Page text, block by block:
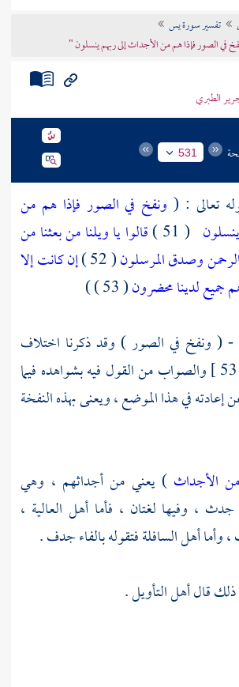
تفسير سورة يس
في الصور فإذا هم من الأجداث إلى ربهم ينسلون "
الطبري
531
تعالى : ( ونفخ في الصور فإذا هم من
( 51 )
قالوا يا ويلنا من بعثنا من
وصدق المرسلون( 52 )
إن كانت إلا
جميع لدينا محضرون( 53 ) )
- ( ونفخ في الصور ) وقد ذكرنا اختلاف
والصواب من القول فيه بشواهده فيما
في هذا الموضع ، ويعنى بهذه النفخة
الأجداث) يعني من أجداثهم ، وهي
، وفيها لغتان ، فأما أهل العالية ،
وأما أهل السافلة فتقوله بالفاء جدف .
قال أهل التأويل .